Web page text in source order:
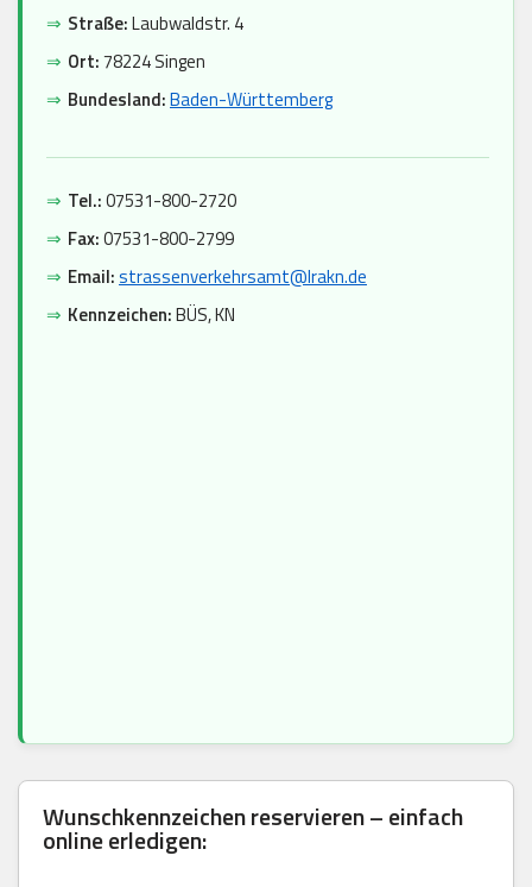
⇒ Straße:Laubwaldstr. 4
⇒ Ort:78224 Singen
⇒ Bundesland:Baden-Württemberg
⇒ Tel.:07531-800-2720
⇒ Fax:07531-800-2799
⇒ Email:strassenverkehrsamt@lrakn.de
⇒ Kennzeichen:BÜS, KN
Wunschkennzeichen reservieren – einfach
online erledigen: